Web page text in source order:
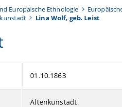
Europäische Ethnologie
Lina Wolf, geb. Leist
01.10.1863
Altenkunstadt